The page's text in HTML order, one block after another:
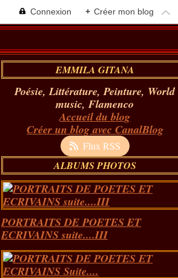
Connexion + Créer mon blog
EMMILA GITANA
Poésie, Littérature, Peinture, World
music, Flamenco
Accueil du blog
Créer un blog avec CanalBlog
Flux RSS
ALBUMS PHOTOS
PORTRAITS DE POETES ET
ECRIVAINS suite....III